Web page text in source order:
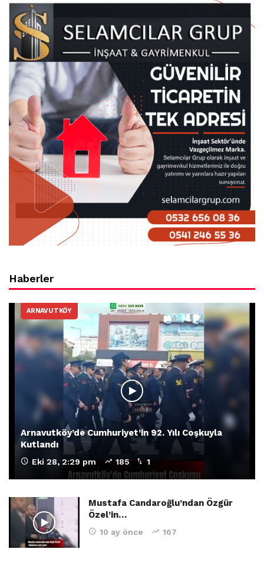
Haberler
ARNAVUTKÖY
Arnavutköy’de Cumhuriyet’in 92. Yılı Coşkuyla
Kutlandı
Eki 28, 2:29 pm 185 1
Mustafa Candaroğlu’ndan Özgür
Özel’in…
10 ay önce 167